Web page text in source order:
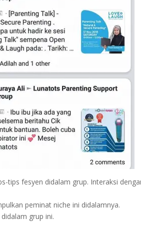
tips fesyen didalam grup. Interaksi
peminat niche ini didalamnya.
grup ini.